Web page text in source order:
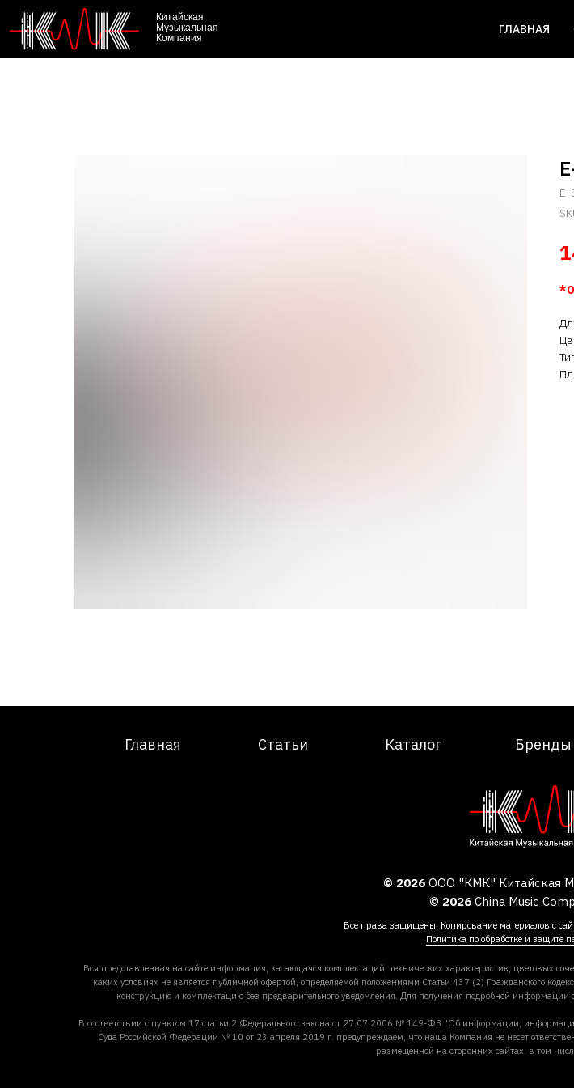
Китайская
Музыкальная
Компания
ГЛАВНАЯ
E-
Бренды
Каталог
Статьи
Главная
© 2026 ООО "КМК" Китайская
© 2026 China Music
Все права защищены. Копирование материалов с
Политика по обработке и защите
Вся представленная на сайте информация, касающаяся комплектаций, технических характеристик, цветовых
каких условиях не является публичной офертой, определяемой положениями Статьи 437 (2) Гражданского
конструкцию и комплектацию без предварительного уведомления. Для получения подробной
В соответствии с пунктом 17 статьи 2 Федерального закона от 27.07.2006 № 149-ФЗ "Об информации,
Суда Российской Федерации № 10 от 23 апреля 2019 г. предупреждаем, что наша Компания не несет
размещённой на сторонних сайтах, в том